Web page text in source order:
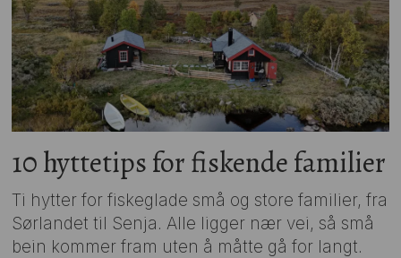
10 hyttetips for fiskende familier
Ti hytter for fiskeglade små og store familier, fra
Sørlandet til Senja. Alle ligger nær vei, så små
bein kommer fram uten å måtte gå for langt.